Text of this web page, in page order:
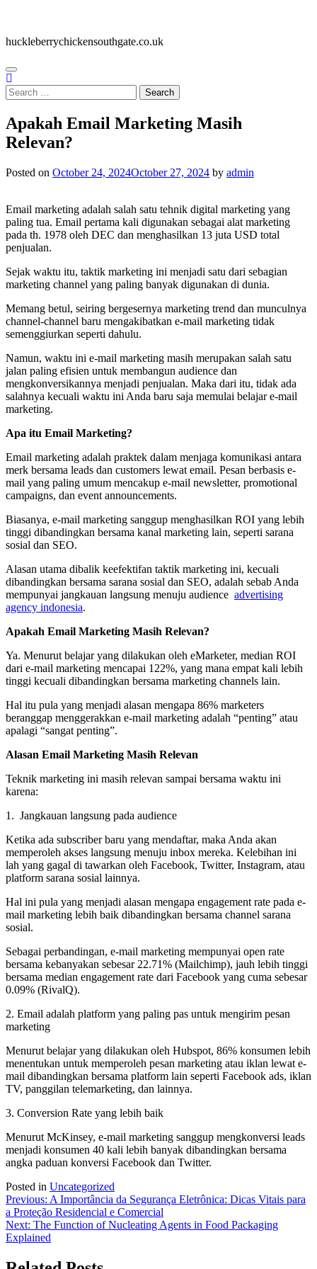
content
huckleberrychickensouthgate.co.uk
Search
for:
Apakah Email Marketing Masih
Relevan?
Posted on October 24, 2024October 27, 2024 by admin
Email marketing adalah salah satu tehnik digital marketing yang
paling tua. Email pertama kali digunakan sebagai alat marketing
pada th. 1978 oleh DEC dan menghasilkan 13 juta USD total
penjualan.
Sejak waktu itu, taktik marketing ini menjadi satu dari sebagian
marketing channel yang paling banyak digunakan di dunia.
Memang betul, seiring bergesernya marketing trend dan munculnya
channel-channel baru mengakibatkan e-mail marketing tidak
semenggiurkan seperti dahulu.
Namun, waktu ini e-mail marketing masih merupakan salah satu
jalan paling efisien untuk membangun audience dan
mengkonversikannya menjadi penjualan. Maka dari itu, tidak ada
salahnya kecuali waktu ini Anda baru saja memulai belajar e-mail
marketing.
Apa itu Email Marketing?
Email marketing adalah praktek dalam menjaga komunikasi antara
merk bersama leads dan customers lewat email. Pesan berbasis e-
mail yang paling umum mencakup e-mail newsletter, promotional
campaigns, dan event announcements.
Biasanya, e-mail marketing sanggup menghasilkan ROI yang lebih
tinggi dibandingkan bersama kanal marketing lain, seperti sarana
sosial dan SEO.
Alasan utama dibalik keefektifan taktik marketing ini, kecuali
dibandingkan bersama sarana sosial dan SEO, adalah sebab Anda
mempunyai jangkauan langsung menuju audience advertising
agency indonesia.
Apakah Email Marketing Masih Relevan?
Ya. Menurut belajar yang dilakukan oleh eMarketer, median ROI
dari e-mail marketing mencapai 122%, yang mana empat kali lebih
tinggi kecuali dibandingkan bersama marketing channels lain.
Hal itu pula yang menjadi alasan mengapa 86% marketers
beranggap menggerakkan e-mail marketing adalah “penting” atau
apalagi “sangat penting”.
Alasan Email Marketing Masih Relevan
Teknik marketing ini masih relevan sampai bersama waktu ini
karena:
1. Jangkauan langsung pada audience
Ketika ada subscriber baru yang mendaftar, maka Anda akan
memperoleh akses langsung menuju inbox mereka. Kelebihan ini
lah yang gagal di tawarkan oleh Facebook, Twitter, Instagram, atau
platform sarana sosial lainnya.
Hal ini pula yang menjadi alasan mengapa engagement rate pada e-
mail marketing lebih baik dibandingkan bersama channel sarana
sosial.
Sebagai perbandingan, e-mail marketing mempunyai open rate
bersama kebanyakan sebesar 22.71% (Mailchimp), jauh lebih tinggi
bersama median engagement rate dari Facebook yang cuma sebesar
0.09% (RivalQ).
2. Email adalah platform yang paling pas untuk mengirim pesan
marketing
Menurut belajar yang dilakukan oleh Hubspot, 86% konsumen lebih
menentukan untuk memperoleh pesan marketing atau iklan lewat e-
mail dibandingkan bersama platform lain seperti Facebook ads, iklan
TV, panggilan telemarketing, dan lainnya.
3. Conversion Rate yang lebih baik
Menurut McKinsey, e-mail marketing sanggup mengkonversi leads
menjadi konsumen 40 kali lebih banyak dibandingkan bersama
angka paduan konversi Facebook dan Twitter.
Posted in Uncategorized
Post
navigation
Previous: A Importância da Segurança Eletrônica: Dicas Vitais para
a Proteção Residencial e Comercial
Next: The Function of Nucleating Agents in Food Packaging
Explained